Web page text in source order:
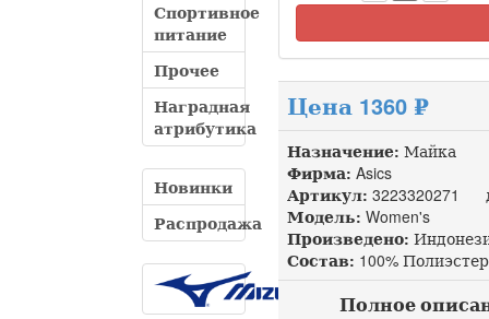
Спортивное
питание
Прочее
Наградная
атрибутика
Новинки
Распродажа
Цена 1360 ₽
Назначение: Майка
Фирма: Asics
Артикул: 3223320271
Модель: Women's
Произведено:
Состав: 100%
Полное